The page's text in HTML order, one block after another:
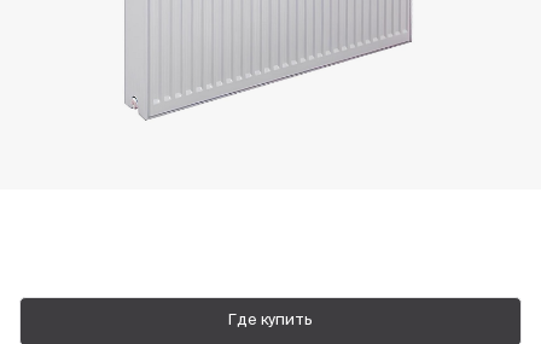
Пн-Пт, 9:00—18:00
Где купить